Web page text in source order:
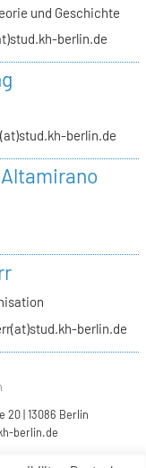
und Geschichte
berlin.de
berlin.de
berlin.de
| 13086 Berlin
berlin.de